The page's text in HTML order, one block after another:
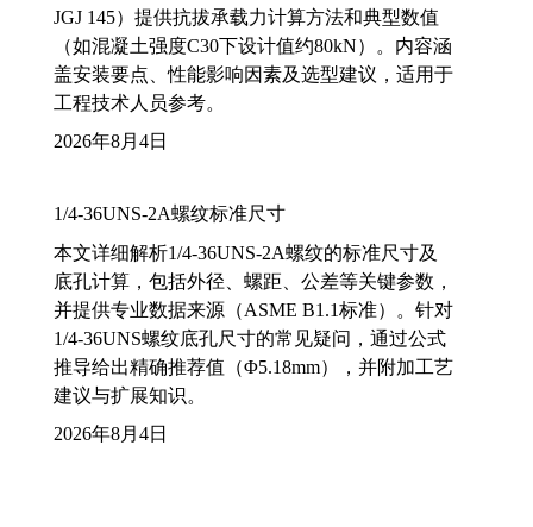
JGJ 145）提供抗拔承载力计算方法和典型数值
（如混凝土强度C30下设计值约80kN）。内容涵
盖安装要点、性能影响因素及选型建议，适用于
工程技术人员参考。
2026年8月4日
1/4-36UNS-2A螺纹标准尺寸
本文详细解析1/4-36UNS-2A螺纹的标准尺寸及
底孔计算，包括外径、螺距、公差等关键参数，
并提供专业数据来源（ASME B1.1标准）。针对
1/4-36UNS螺纹底孔尺寸的常见疑问，通过公式
推导给出精确推荐值（Φ5.18mm），并附加工艺
建议与扩展知识。
2026年8月4日